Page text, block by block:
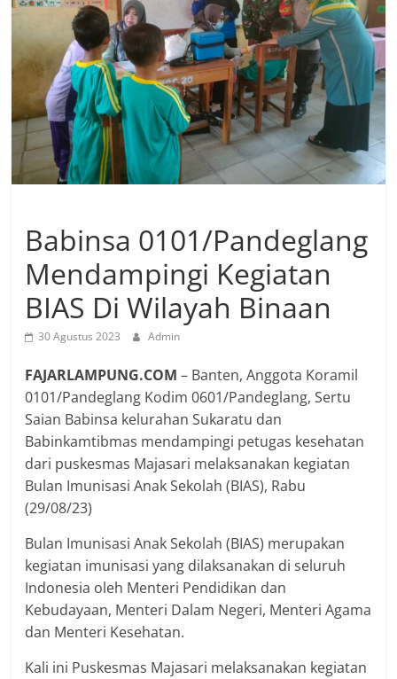
Babinsa 0101/Pandeglang
Mendampingi Kegiatan
BIAS Di Wilayah Binaan
30 Agustus 2023 Admin
FAJARLAMPUNG.COM– Banten, Anggota Koramil
0101/Pandeglang Kodim 0601/Pandeglang, Sertu
Saian Babinsa kelurahan Sukaratu dan
Babinkamtibmas mendampingi petugas kesehatan
dari puskesmas Majasari melaksanakan kegiatan
Bulan Imunisasi Anak Sekolah (BIAS), Rabu
(29/08/23)
Bulan Imunisasi Anak Sekolah (BIAS) merupakan
kegiatan imunisasi yang dilaksanakan di seluruh
Indonesia oleh Menteri Pendidikan dan
Kebudayaan, Menteri Dalam Negeri, Menteri Agama
dan Menteri Kesehatan.
Kali ini Puskesmas Majasari melaksanakan kegiatan